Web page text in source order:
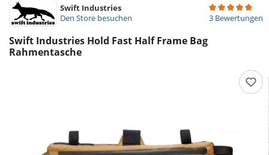
Swift Industries
Den Store besuchen
Swift Industries Hold Fast Half Frame Bag
Rahmentasche
3 Bewertungen